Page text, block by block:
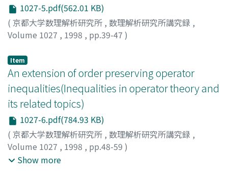
1027-5.pdf(562.01 KB)
( 京都大学数理解析研究所 , 数理解析研究所講究録 ,
Volume 1027 , 1998 , pp.39-47 )
上, 滋
Item
An extension of order preserving operator
inequalities(Inequalities in operator theory and
its related topics)
1027-6.pdf(784.93 KB)
( 京都大学数理解析研究所 , 数理解析研究所講究録 ,
Volume 1027 , 1998 , pp.48-59 )
山崎, 丈明;柳田, 昌宏
Show more